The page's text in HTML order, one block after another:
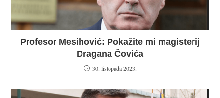
Profesor Mesihović: Pokažite mi magisterij
Dragana Čovića
30. listopada 2023.